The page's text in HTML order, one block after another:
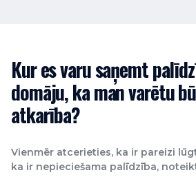
Kur es varu saņemt
domāju, ka man varētu
atkarība?
Vienmēr atcerieties, ka ir pareizi
ka ir nepieciešama palīdzība,